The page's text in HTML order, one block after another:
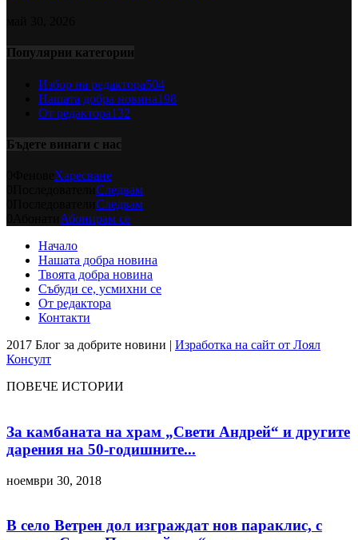
Популярни категории
Избор на редактора504
Нашата добра новина198
От редактора132
Бъдете винаги с нас
Харесване
Следвам
Следвам
Абонирам се
Начало
Нашата добра новина
Твоята добра новина
Събуди се, усмихни се
От редактора
Контакти
2017 Блог за добрите новини | Изработка на сайт от Лоял
Консулт
ПОВЕЧЕ ИСТОРИИ
За камбаната на храм „Свети Андрей“ и другите
дарения на 50-годишните...
ноември 30, 2018
В село Ветрен дол изграждат нов параклис, с